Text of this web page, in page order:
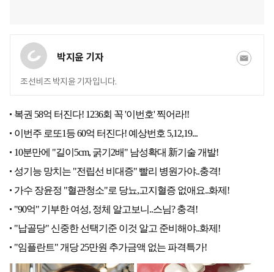
박지윤 기자
조선비즈 박지윤 기자입니다.